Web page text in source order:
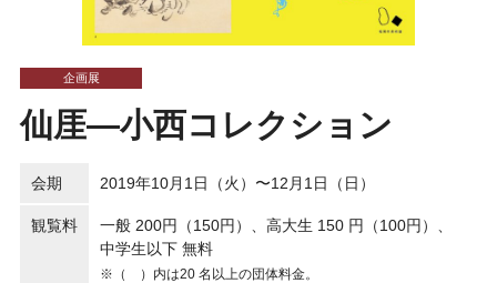
企画展
仙厓―小西コレクション
会期 2019年10月1日（火）〜12月1日（日）
観覧料
一般 200円（150円）、高大生 150 円（100円）、
中学生以下 無料
※（ ）内は20 名以上の団体料金。